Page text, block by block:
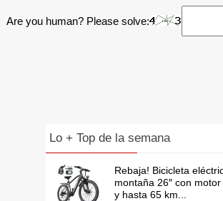
Are you human? Please solve:
Lo + Top de la semana
Rebaja! Bicicleta
montaña 26″ con
y hasta 65 km...